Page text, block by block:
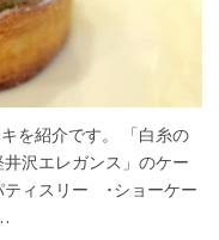
を紹介です。 「白糸の
沢エレガンス」のケー
ティスリー ･ショーケー